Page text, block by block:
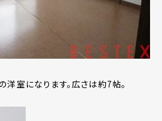
洋室になります。広さは約7帖。